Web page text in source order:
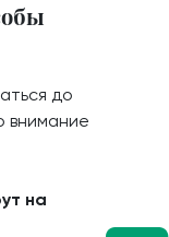
до
внимание
на